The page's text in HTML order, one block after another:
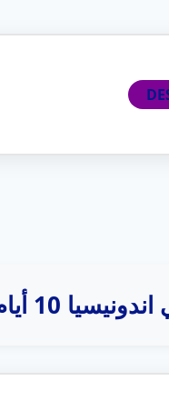
| جاكرتا بالي وبونشاك